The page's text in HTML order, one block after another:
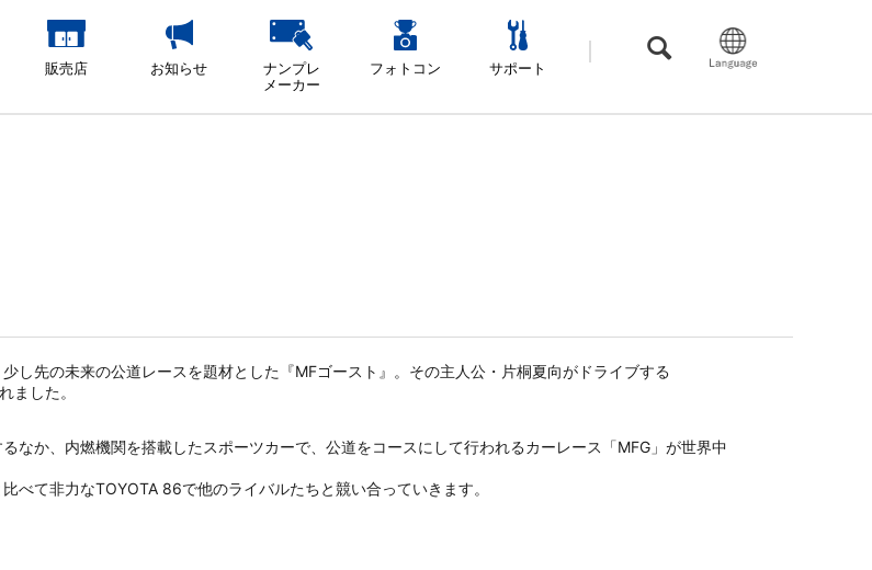
販売店 お知らせ
ナンプレ
メーカー
フォトコン サポート
し先の未来の公道レースを題材とした『MFゴースト』。その主人公・片桐夏向がドライブする
ました。
なか、内燃機関を搭載したスポーツカーで、公道をコースにして行われるカーレース「MFG」が世界中
べて非力なTOYOTA 86で他のライバルたちと競い合っていきます。